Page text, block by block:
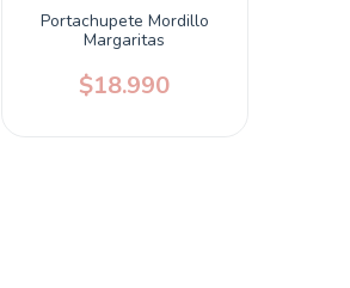
Portachupete Mordillo
Margaritas
$18.990